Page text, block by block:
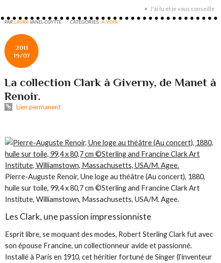
J'ai lu et je vous conseille
PARLAURAVANEL-COYTTE CATÉGORIES :A VOIR
2011
19/07
La collection Clark à Giverny, de Manet à
Renoir.
Lien permanent
Pierre-Auguste Renoir, Une loge au théâtre (Au concert), 1880,
huile sur toile, 99,4 x 80,7 cm ©Sterling and Francine Clark Art
Institute, Williamstown, Massachusetts, USA/M. Agee.
Les Clark, une passion impressionniste
Esprit libre, se moquant des modes, Robert Sterling Clark fut avec
son épouse Francine, un collectionneur avide et passionné.
Installé à Paris en 1910, cet héritier fortuné de Singer (l’inventeur